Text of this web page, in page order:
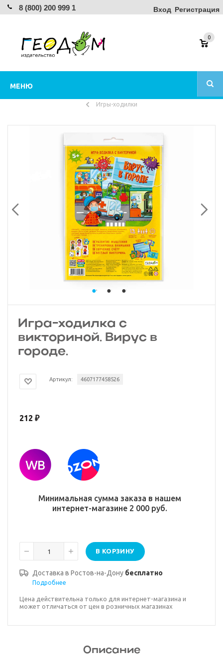
8 (800) 200 999 1 Вход Регистрация
МЕНЮ
0
Игры-ходилки
Игра-ходилка с
викториной. Вирус в
городе.
Артикул: 4607177458526
212 ₽
Минимальная сумма заказа в нашем
интернет-магазине 2 000 руб.
В КОРЗИНУ
Доставка в Ростов-на-Дону бесплатно
Подробнее
Цена действительна только для интернет-магазина и
может отличаться от цен в розничных магазинах
Описание